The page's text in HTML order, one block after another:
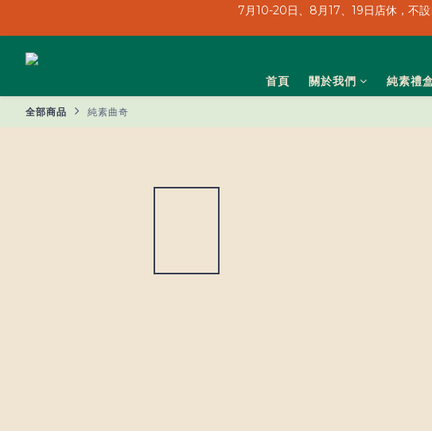
7月10-20日、8月17、19日店休，不
7月10-20日、8月17、19日店休，不
首頁
關於我們 純素禮
全部商品 純素曲奇